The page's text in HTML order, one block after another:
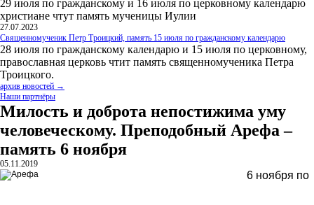
29 июля по гражданскому и 16 июля по церковному календарю
христиане чтут память мученицы Иулии
27.07.2023
Священномученик Петр Троицкий, память 15 июля по гражданскому календарю
28 июля по гражданскому календарю и 15 июля по церковному,
православная церковь чтит память священномученика Петра
Троицкого.
архив новостей →
Наши партнёры
Милость и доброта непостижима уму
человеческому. Преподобный Арефа –
память 6 ноября
05.11.2019
6 ноября по